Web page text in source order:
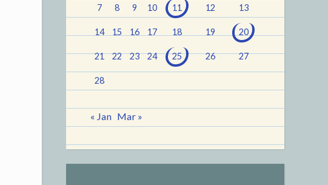
7 8 9 10 11 12 13
14 15 16 17 18 19 20
21 22 23 24 25 26 27
28
« Jan Mar »